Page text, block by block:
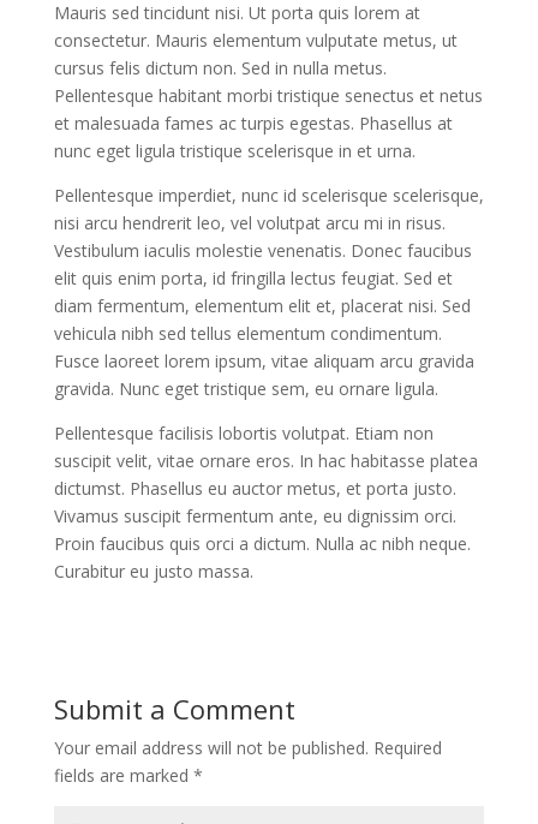
Mauris sed tincidunt nisi. Ut porta quis lorem at
consectetur. Mauris elementum vulputate metus, ut
cursus felis dictum non. Sed in nulla metus.
Pellentesque habitant morbi tristique senectus et netus
et malesuada fames ac turpis egestas. Phasellus at
nunc eget ligula tristique scelerisque in et urna.
Pellentesque imperdiet, nunc id scelerisque scelerisque,
nisi arcu hendrerit leo, vel volutpat arcu mi in risus.
Vestibulum iaculis molestie venenatis. Donec faucibus
elit quis enim porta, id fringilla lectus feugiat. Sed et
diam fermentum, elementum elit et, placerat nisi. Sed
vehicula nibh sed tellus elementum condimentum.
Fusce laoreet lorem ipsum, vitae aliquam arcu gravida
gravida. Nunc eget tristique sem, eu ornare ligula.
Pellentesque facilisis lobortis volutpat. Etiam non
suscipit velit, vitae ornare eros. In hac habitasse platea
dictumst. Phasellus eu auctor metus, et porta justo.
Vivamus suscipit fermentum ante, eu dignissim orci.
Proin faucibus quis orci a dictum. Nulla ac nibh neque.
Curabitur eu justo massa.
Submit a Comment
Your email address will not be published. Required
fields are marked *